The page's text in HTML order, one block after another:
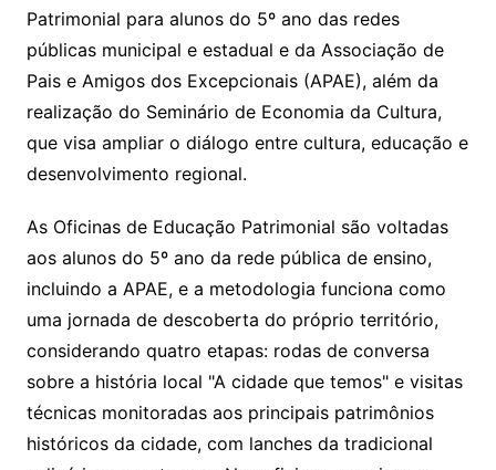
Patrimonial para alunos do 5º ano das redes
públicas municipal e estadual e da Associação de
Pais e Amigos dos Excepcionais (APAE), além da
realização do Seminário de Economia da Cultura,
que visa ampliar o diálogo entre cultura, educação e
desenvolvimento regional.
As Oficinas de Educação Patrimonial são voltadas
aos alunos do 5º ano da rede pública de ensino,
incluindo a APAE, e a metodologia funciona como
uma jornada de descoberta do próprio território,
considerando quatro etapas: rodas de conversa
sobre a história local "A cidade que temos" e visitas
técnicas monitoradas aos principais patrimônios
históricos da cidade, com lanches da tradicional